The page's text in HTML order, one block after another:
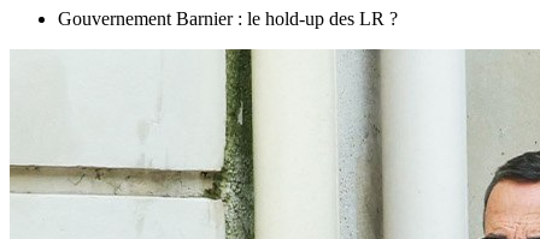
Gouvernement Barnier : le hold-up des LR ?